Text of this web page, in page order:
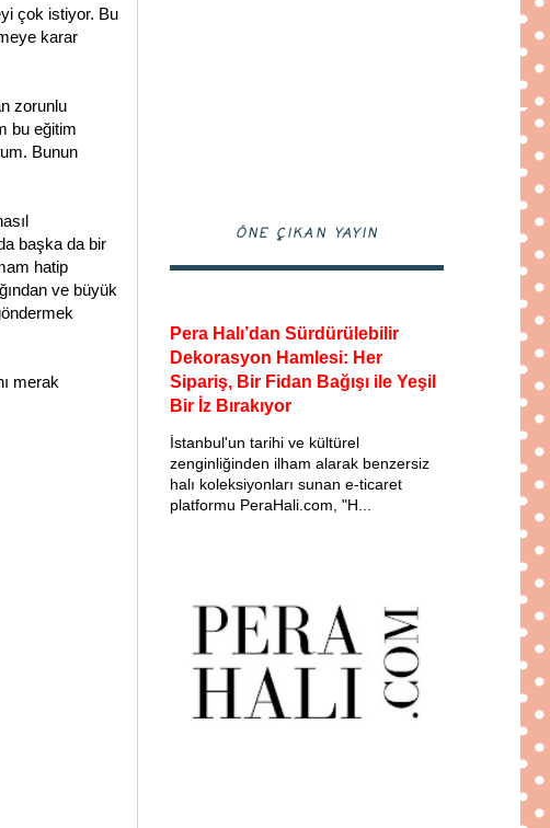
çok istiyor. Bu
karar
zorunlu
bu eğitim
Bunun
başka da bir
hatip
ve büyük
merak
ÖNE ÇIKAN YAYIN
Pera Halı’dan Sürdürülebilir
Dekorasyon Hamlesi: Her
Sipariş, Bir Fidan Bağışı ile Yeşil
Bir İz Bırakıyor
İstanbul'un tarihi ve kültürel
zenginliğinden ilham alarak benzersiz
halı koleksiyonları sunan e-ticaret
platformu PeraHali.com, "H...